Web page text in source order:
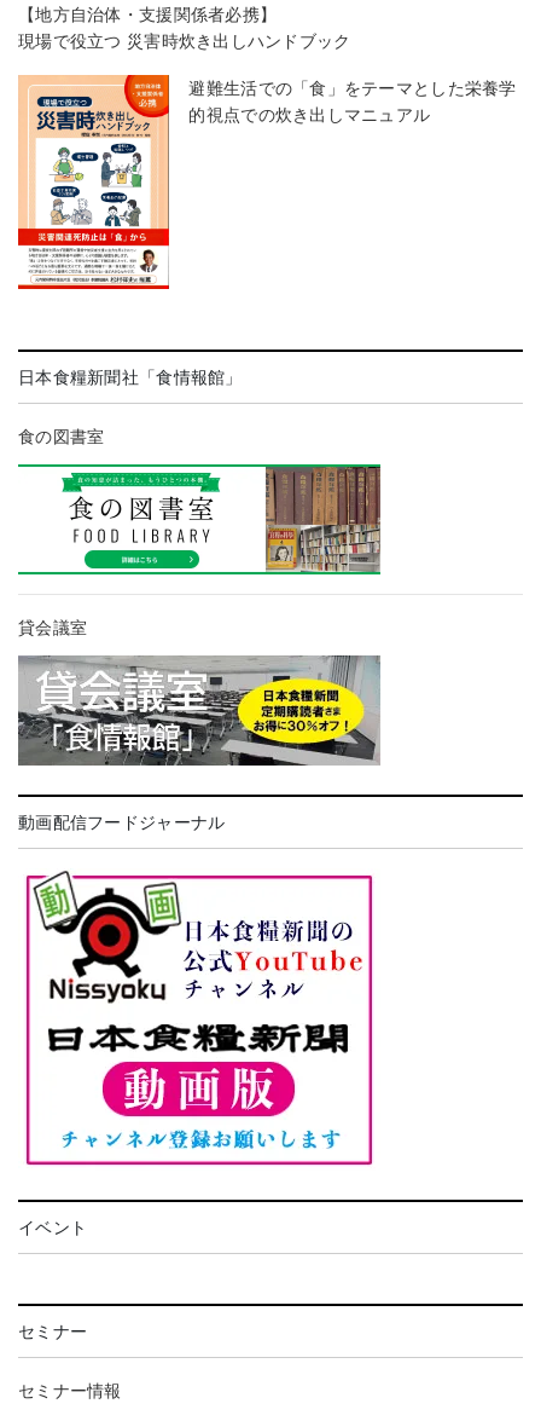
【地方自治体・支援関係者必携】
現場で役立つ 災害時炊き出しハンドブック
避難生活での「食」をテーマとした栄養学
的視点での炊き出しマニュアル
日本食糧新聞社「食情報館」
食の図書室
貸会議室
動画配信フードジャーナル
イベント
セミナー
セミナー情報